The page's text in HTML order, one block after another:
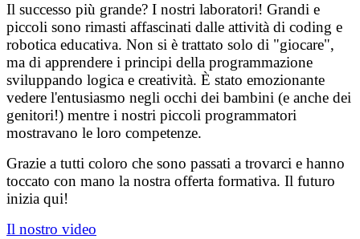
Il successo più grande? I nostri laboratori! Grandi e
piccoli sono rimasti affascinati dalle attività di coding e
robotica educativa. Non si è trattato solo di "giocare",
ma di apprendere i principi della programmazione
sviluppando logica e creatività. È stato emozionante
vedere l'entusiasmo negli occhi dei bambini (e anche dei
genitori!) mentre i nostri piccoli programmatori
mostravano le loro competenze.
Grazie a tutti coloro che sono passati a trovarci e hanno
toccato con mano la nostra offerta formativa. Il futuro
inizia qui!
Il nostro video